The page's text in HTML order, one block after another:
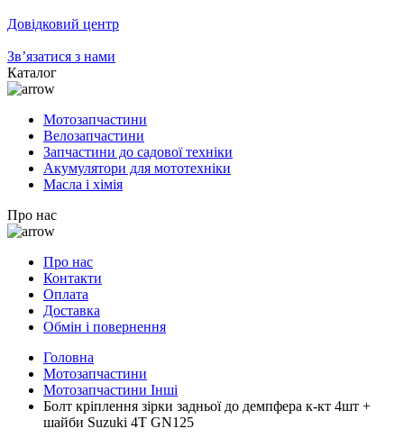
Довідковий центр
Зв’язатися з нами
Каталог
Мотозапчастини
Велозапчастини
Запчастини до садової техніки
Акумулятори для мототехніки
Масла і хімія
Про нас
Про нас
Контакти
Оплата
Доставка
Обмін і повернення
Головна
Мотозапчастини
Мотозапчастини Інші
Болт кріплення зірки задньої до демпфера к-кт 4шт +
шайби Suzuki 4T GN125